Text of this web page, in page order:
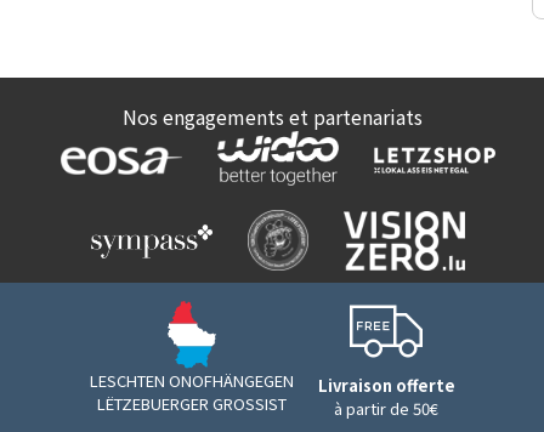
Nos engagements et partenariats
LESCHTEN ONOFHÄNGEGEN
LËTZEBUERGER GROSSIST
Livraison offerte
à partir de 50€